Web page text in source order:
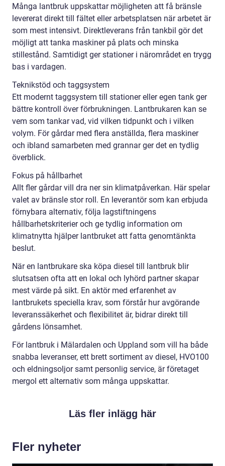
Många lantbruk uppskattar möjligheten att få bränsle
levererat direkt till fältet eller arbetsplatsen när arbetet är
som mest intensivt. Direktleverans från tankbil gör det
möjligt att tanka maskiner på plats och minska
stillestånd. Samtidigt ger stationer i närområdet en trygg
bas i vardagen.
Teknikstöd och taggsystem
Ett modernt taggsystem till stationer eller egen tank ger
bättre kontroll över förbrukningen. Lantbrukaren kan se
vem som tankar vad, vid vilken tidpunkt och i vilken
volym. För gårdar med flera anställda, flera maskiner
och ibland samarbeten med grannar ger det en tydlig
överblick.
Fokus på hållbarhet
Allt fler gårdar vill dra ner sin klimatpåverkan. Här spelar
valet av bränsle stor roll. En leverantör som kan erbjuda
förnybara alternativ, följa lagstiftningens
hållbarhetskriterier och ge tydlig information om
klimatnytta hjälper lantbruket att fatta genomtänkta
beslut.
När en lantbrukare ska köpa diesel till lantbruk blir
slutsatsen ofta att en lokal och lyhörd partner skapar
mest värde på sikt. En aktör med erfarenhet av
lantbrukets speciella krav, som förstår hur avgörande
leveranssäkerhet och flexibilitet är, bidrar direkt till
gårdens lönsamhet.
För lantbruk i Mälardalen och Uppland som vill ha både
snabba leveranser, ett brett sortiment av diesel, HVO100
och eldningsoljor samt personlig service, är företaget
mergol ett alternativ som många uppskattar.
Läs fler inlägg här
Fler nyheter